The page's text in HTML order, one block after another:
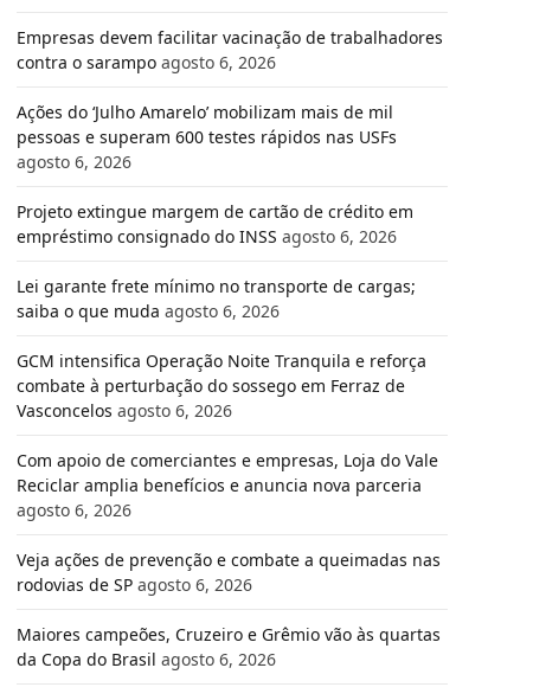
Empresas devem facilitar vacinação de trabalhadores
contra o sarampo agosto 6, 2026
Ações do ‘Julho Amarelo’ mobilizam mais de mil
pessoas e superam 600 testes rápidos nas USFs
agosto 6, 2026
Projeto extingue margem de cartão de crédito em
empréstimo consignado do INSS agosto 6, 2026
Lei garante frete mínimo no transporte de cargas;
saiba o que muda agosto 6, 2026
GCM intensifica Operação Noite Tranquila e reforça
combate à perturbação do sossego em Ferraz de
Vasconcelos agosto 6, 2026
Com apoio de comerciantes e empresas, Loja do Vale
Reciclar amplia benefícios e anuncia nova parceria
agosto 6, 2026
Veja ações de prevenção e combate a queimadas nas
rodovias de SP agosto 6, 2026
Maiores campeões, Cruzeiro e Grêmio vão às quartas
da Copa do Brasil agosto 6, 2026